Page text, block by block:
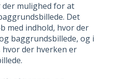
der mulighed for at
Det
med indhold, hvor der
baggrundsbillede, og i
der hverken er